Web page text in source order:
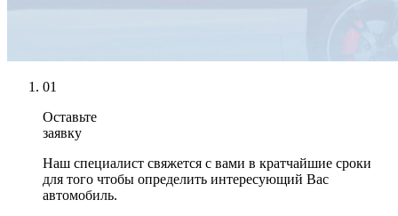
01
Оставьте
заявку
Наш специалист свяжется с вами в кратчайшие сроки
для того чтобы определить интересующий Вас
автомобиль.